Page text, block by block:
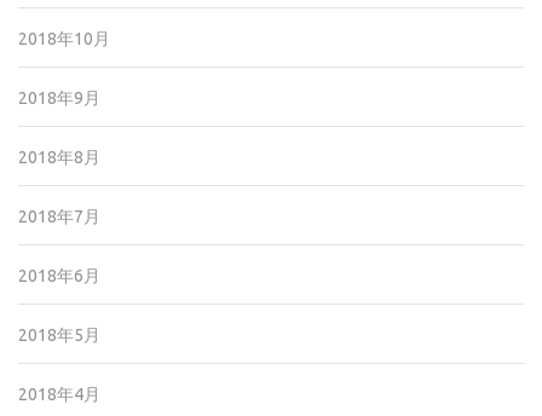
2018年10月
2018年9月
2018年8月
2018年7月
2018年6月
2018年5月
2018年4月